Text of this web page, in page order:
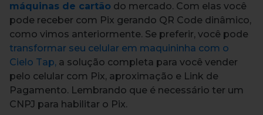
máquinas de cartão do mercado. Com elas você
pode receber com Pix gerando QR Code dinâmico,
como vimos anteriormente. Se preferir, você pode
transformar seu celular em maquininha com o
Cielo Tap, a solução completa para você vender
pelo celular com Pix, aproximação e Link de
Pagamento. Lembrando que é necessário ter um
CNPJ para habilitar o Pix.